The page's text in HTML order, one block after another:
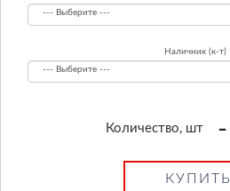
Наличник (к-т)
Количество, шт -
КУПИТЬ